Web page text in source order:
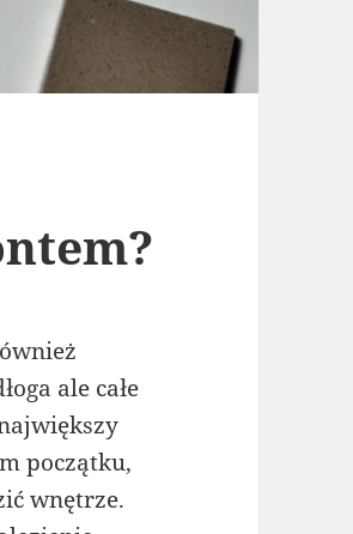
ale całe
początku,
wnętrze.